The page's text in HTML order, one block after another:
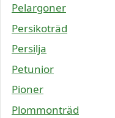
Pelargoner
Persikoträd
Persilja
Petunior
Pioner
Plommonträd